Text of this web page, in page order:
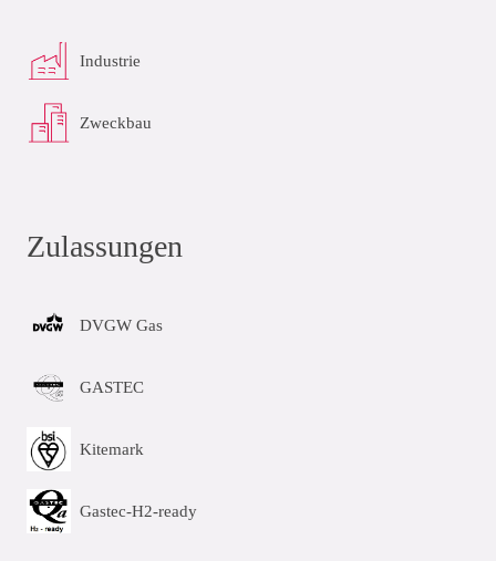
Industrie
Zweckbau
Zulassungen
DVGW Gas
GASTEC
Kitemark
Gastec-H2-ready